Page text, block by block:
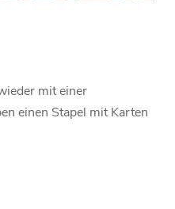
mit einer
einen Stapel mit Karten